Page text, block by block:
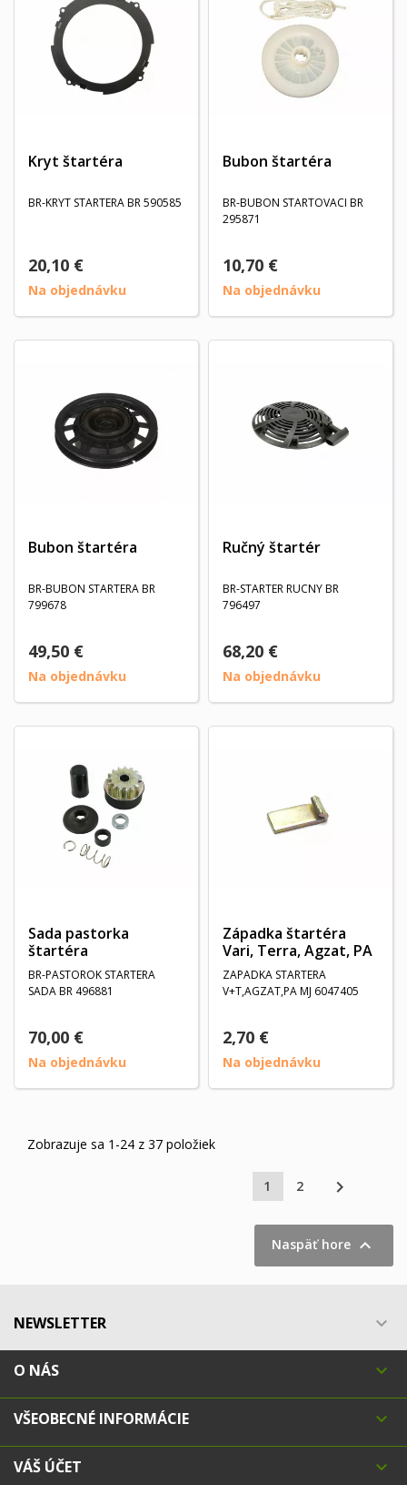
Kryt štartéra
BR-KRYT STARTERA BR 590585
20,10 €
Na objednávku
Bubon štartéra
BR-BUBON STARTOVACI BR
295871
10,70 €
Na objednávku
Bubon štartéra
BR-BUBON STARTERA BR
799678
49,50 €
Na objednávku
Ručný štartér
BR-STARTER RUCNY BR
796497
68,20 €
Na objednávku
Sada pastorka
štartéra
BR-PASTOROK STARTERA
SADA BR 496881
70,00 €
Na objednávku
Západka štartéra
Vari, Terra, Agzat, PA
ZAPADKA STARTERA
V+T,AGZAT,PA MJ 6047405
2,70 €
Na objednávku
Zobrazuje sa 1-24 z 37 položiek
1 2 
Naspäť hore 
NEWSLETTER 
O NÁS 
VŠEOBECNÉ INFORMÁCIE 
VÁŠ ÚČET 